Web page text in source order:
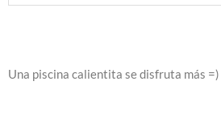
Una piscina calientita se disfruta más =)